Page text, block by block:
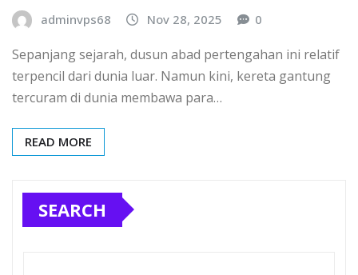
adminvps68 Nov 28, 2025 0
Sepanjang sejarah, dusun abad pertengahan ini relatif
terpencil dari dunia luar. Namun kini, kereta gantung
tercuram di dunia membawa para…
READ MORE
SEARCH